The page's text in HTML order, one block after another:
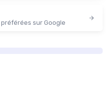
sur Google